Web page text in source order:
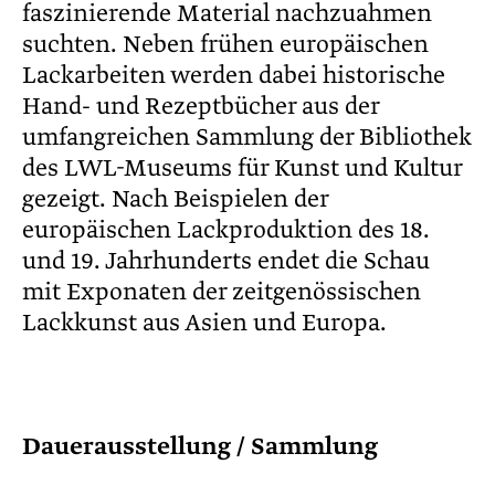
faszinierende Material nachzuahmen
suchten. Neben frühen europäischen
Lackarbeiten werden dabei historische
Hand- und Rezeptbücher aus der
umfangreichen Sammlung der Bibliothek
des LWL-Museums für Kunst und Kultur
gezeigt. Nach Beispielen der
europäischen Lackproduktion des 18.
und 19. Jahrhunderts endet die Schau
mit Exponaten der zeitgenössischen
Lackkunst aus Asien und Europa.
Dauerausstellung / Sammlung